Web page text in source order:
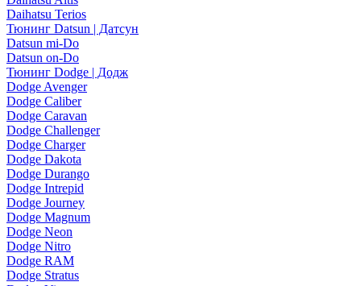
Daihatsu Terios
Тюнинг Datsun | Датсун
Datsun mi-Do
Datsun on-Do
Тюнинг Dodge | Додж
Dodge Avenger
Dodge Caliber
Dodge Caravan
Dodge Challenger
Dodge Charger
Dodge Dakota
Dodge Durango
Dodge Intrepid
Dodge Journey
Dodge Magnum
Dodge Neon
Dodge Nitro
Dodge RAM
Dodge Stratus